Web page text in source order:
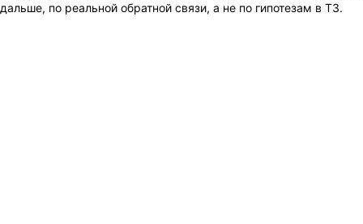
дальше, по реальной обратной связи, а не по гипотезам в ТЗ.